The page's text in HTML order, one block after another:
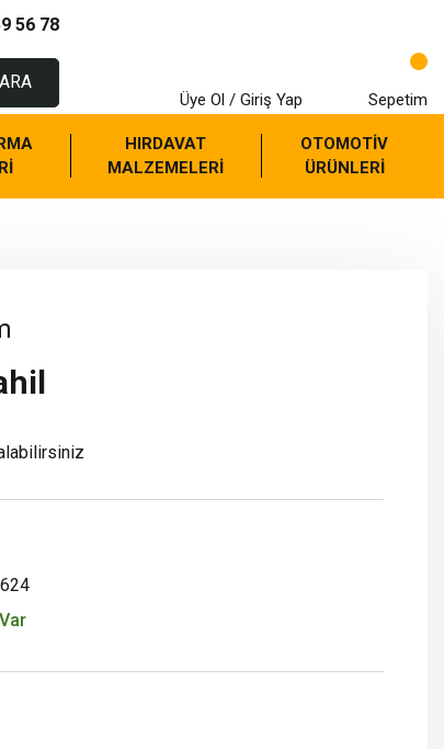
56 78
ARA
Üye Ol / Giriş Yap Sepetim
HIRDAVAT
MALZEMELERİ
OTOMOTİV
ÜRÜNLERİ